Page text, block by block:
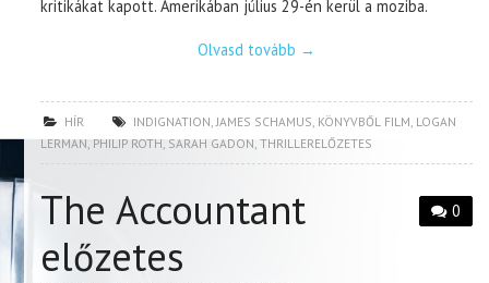
kritikákat kapott. Amerikában július 29-én kerül a moziba.
Olvasd tovább →
HÍR INDIGNATION,JAMES SCHAMUS, KÖNYVBŐL FILM, LOGAN
LERMAN,PHILIP ROTH,SARAH GADON,THRILLERELŐZETES
0
The Accountant
előzetes